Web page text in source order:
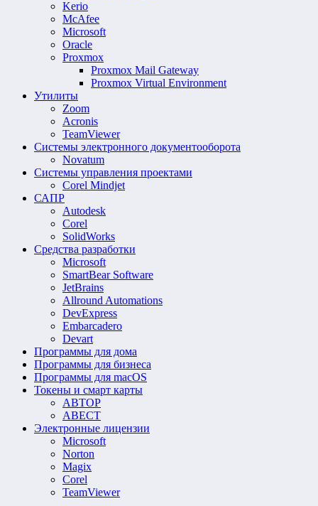
Kerio
McAfee
Microsoft
Oracle
Proxmox
Proxmox Mail Gateway
Proxmox Virtual Environment
Утилиты
Zoom
Acronis
TeamViewer
Системы электронного документооборота
Novatum
Системы управления проектами
Corel Mindjet
САПР
Autodesk
Corel
SolidWorks
Средства разработки
Microsoft
SmartBear Software
JetBrains
Allround Automations
DevExpress
Embarcadero
Devart
Программы для дома
Программы для бизнеса
Программы для macOS
Токены и смарт карты
АВТОР
АВЕСТ
Электронные лицензии
Microsoft
Norton
Magix
Corel
TeamViewer